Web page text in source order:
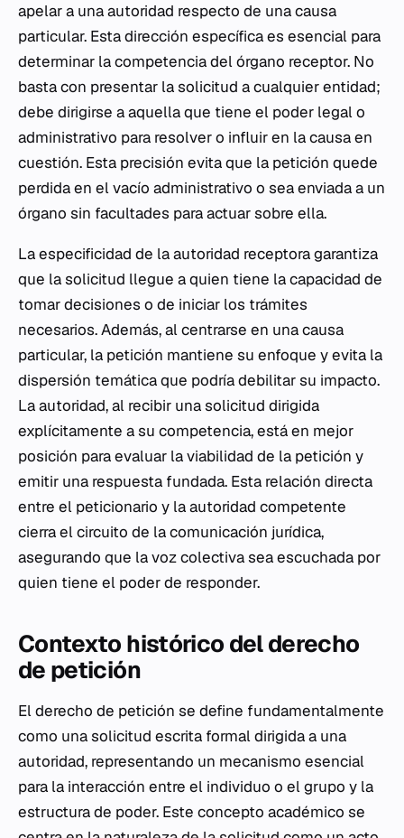
apelar a una autoridad respecto de una causa
particular. Esta dirección específica es esencial para
determinar la competencia del órgano receptor. No
basta con presentar la solicitud a cualquier entidad;
debe dirigirse a aquella que tiene el poder legal o
administrativo para resolver o influir en la causa en
cuestión. Esta precisión evita que la petición quede
perdida en el vacío administrativo o sea enviada a un
órgano sin facultades para actuar sobre ella.
La especificidad de la autoridad receptora garantiza
que la solicitud llegue a quien tiene la capacidad de
tomar decisiones o de iniciar los trámites
necesarios. Además, al centrarse en una causa
particular, la petición mantiene su enfoque y evita la
dispersión temática que podría debilitar su impacto.
La autoridad, al recibir una solicitud dirigida
explícitamente a su competencia, está en mejor
posición para evaluar la viabilidad de la petición y
emitir una respuesta fundada. Esta relación directa
entre el peticionario y la autoridad competente
cierra el circuito de la comunicación jurídica,
asegurando que la voz colectiva sea escuchada por
quien tiene el poder de responder.
Contexto histórico del derecho
de petición
El derecho de petición se define fundamentalmente
como una solicitud escrita formal dirigida a una
autoridad, representando un mecanismo esencial
para la interacción entre el individuo o el grupo y la
estructura de poder. Este concepto académico se